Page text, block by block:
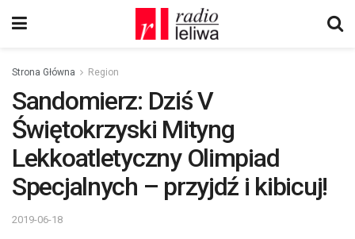
Strona Główna Region
Sandomierz: Dziś V
Świętokrzyski Mityng
Lekkoatletyczny Olimpiad
Specjalnych – przyjdź i kibicuj!
2019-06-18